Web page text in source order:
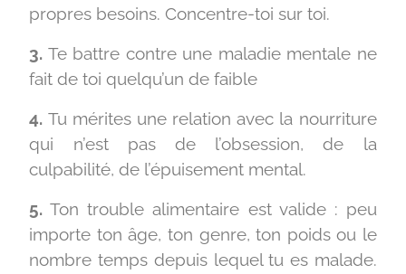
propres besoins. Concentre-toi sur toi.
3. Te battre contre une maladie mentale ne
fait de toi quelqu’un de faible
4. Tu mérites une relation avec la nourriture
qui n’est pas de l’obsession, de la
culpabilité, de l’épuisement mental.
5. Ton trouble alimentaire est valide : peu
importe ton âge, ton genre, ton poids ou le
nombre temps depuis lequel tu es malade.